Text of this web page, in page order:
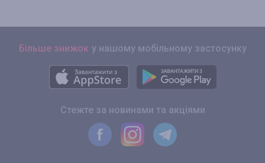
Більше знижок у нашому мобільному застосунку
Стежте за новинами та акціями